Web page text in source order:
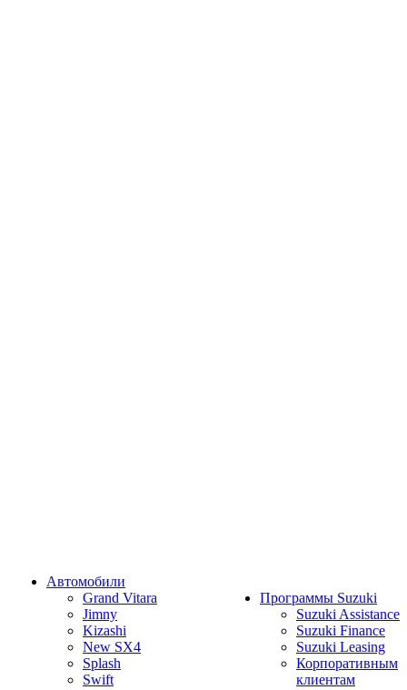
Автомобили
Grand Vitara
Jimny
Kizashi
New SX4
Splash
Swift
Программы Suzuki
Suzuki Assistance
Suzuki Finance
Suzuki Leasing
Корпоративным
клиентам